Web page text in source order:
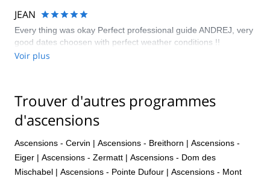
JEAN
Every thing was okay Perfect professional guide ANDREJ, very
good dates choosen with perfect weather conditions !!
Voir plus
Trouver d'autres programmes
d'ascensions
Ascensions - Cervin | Ascensions - Breithorn | Ascensions -
Eiger | Ascensions - Zermatt | Ascensions - Dom des
Mischabel | Ascensions - Pointe Dufour | Ascensions - Mont